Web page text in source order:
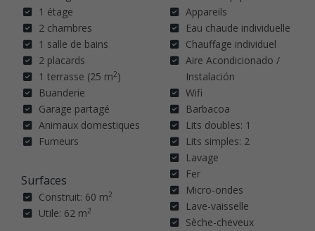
1 étage
2 chambres
1 salle de bains
2 placards
1 terrasse (25 m2)
Buanderie
Garage partagé
Animaux domestiques
Fumeurs
Surfaces
Construit: 60 m2
Utile: 62 m2
Appareils
Eau chaude individuelle
Chauffage individuel
Aire Acondicionado /
Instalación
Wifi
Barbacoa
Lits doubles: 1
Lits simples: 2
Lavage
Fer
Micro-ondes
Lave-vaisselle
Sèche-cheveux